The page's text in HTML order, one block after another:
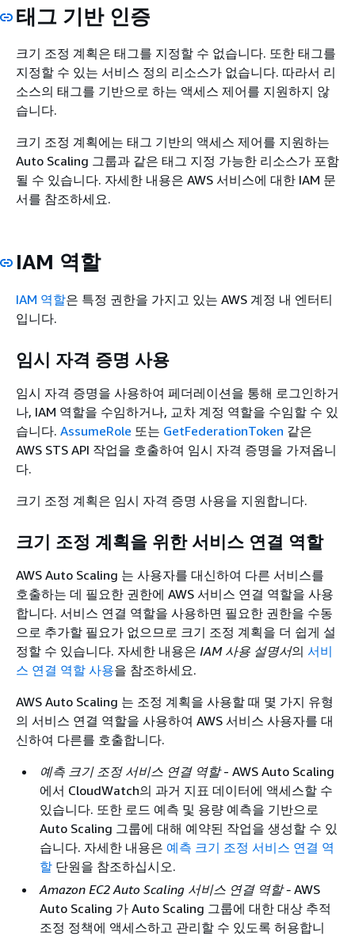
태그 기반 인증
크기 조정 계획은 태그를 지정할 수 없습니다. 또한 태그를
지정할 수 있는 서비스 정의 리소스가 없습니다. 따라서 리
소스의 태그를 기반으로 하는 액세스 제어를 지원하지 않
습니다.
크기 조정 계획에는 태그 기반의 액세스 제어를 지원하는
Auto Scaling 그룹과 같은 태그 지정 가능한 리소스가 포함
될 수 있습니다. 자세한 내용은 AWS 서비스에 대한 IAM 문
서를 참조하세요.
IAM 역할
IAM 역할은 특정 권한을 가지고 있는 AWS 계정 내 엔터티
입니다.
임시 자격 증명 사용
임시 자격 증명을 사용하여 페더레이션을 통해 로그인하거
나, IAM 역할을 수임하거나, 교차 계정 역할을 수임할 수 있
습니다. AssumeRole 또는 GetFederationToken 같은
AWS STS API 작업을 호출하여 임시 자격 증명을 가져옵니
다.
크기 조정 계획은 임시 자격 증명 사용을 지원합니다.
크기 조정 계획을 위한 서비스 연결 역할
AWS Auto Scaling 는 사용자를 대신하여 다른 서비스를
호출하는 데 필요한 권한에 AWS 서비스 연결 역할을 사용
합니다. 서비스 연결 역할을 사용하면 필요한 권한을 수동
으로 추가할 필요가 없으므로 크기 조정 계획을 더 쉽게 설
정할 수 있습니다. 자세한 내용은 IAM 사용 설명서의 서비
스 연결 역할 사용을 참조하세요.
AWS Auto Scaling 는 조정 계획을 사용할 때 몇 가지 유형
의 서비스 연결 역할을 사용하여 AWS 서비스 사용자를 대
신하여 다른를 호출합니다.
예측 크기 조정 서비스 연결 역할- AWS Auto Scaling
에서 CloudWatch의 과거 지표 데이터에 액세스할 수
있습니다. 또한 로드 예측 및 용량 예측을 기반으로
Auto Scaling 그룹에 대해 예약된 작업을 생성할 수 있
습니다. 자세한 내용은 예측 크기 조정 서비스 연결 역
할 단원을 참조하십시오.
Amazon EC2 Auto Scaling 서비스 연결 역할 - AWS
Auto Scaling 가 Auto Scaling 그룹에 대한 대상 추적
조정 정책에 액세스하고 관리할 수 있도록 허용합니